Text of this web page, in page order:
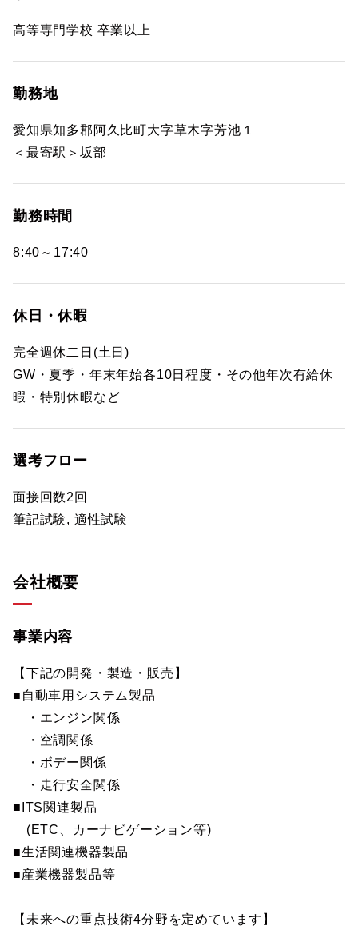
高等専門学校 卒業以上
勤務地
愛知県知多郡阿久比町大字草木字芳池１
＜最寄駅＞坂部
勤務時間
8:40～17:40
休日・休暇
完全週休二日(土日)
GW・夏季・年末年始各10日程度・その他年次有給休
暇・特別休暇など
選考フロー
面接回数2回
筆記試験, 適性試験
会社概要
事業内容
【下記の開発・製造・販売】
■自動車用システム製品
・エンジン関係
・空調関係
・ボデー関係
・走行安全関係
■ITS関連製品
(ETC、カーナビゲーション等)
■生活関連機器製品
■産業機器製品等
【未来への重点技術4分野を定めています】